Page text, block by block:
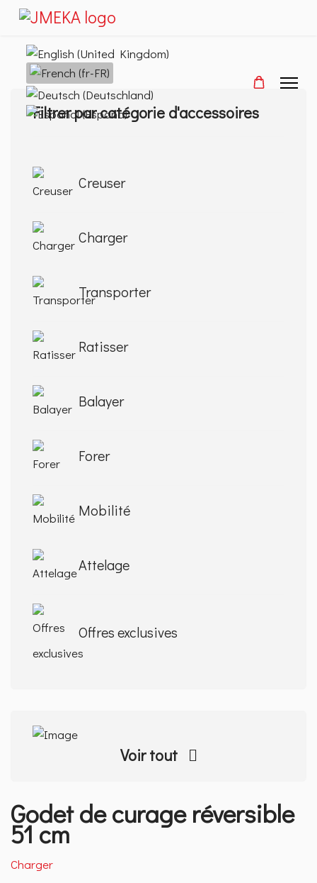
Sélectionnez votre langue
Filtrer par catégorie d'accessoires
Creuser
Charger
Transporter
Ratisser
Balayer
Forer
Mobilité
Attelage
Offres exclusives
Voir tout
Godet de curage réversible
51 cm
Charger